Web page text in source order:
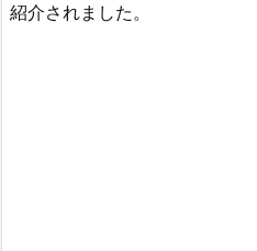
紹介されました。